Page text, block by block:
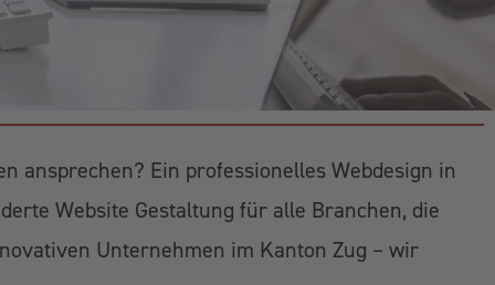
ansprechen? Ein professionelles Webdesign in
Website Gestaltung für alle Branchen, die
Unternehmen im Kanton Zug – wir